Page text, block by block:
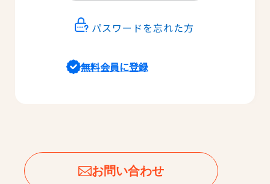
パスワードを忘れた方
無料会員に登録
お問い合わせ